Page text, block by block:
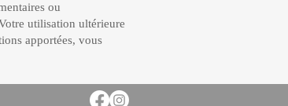
ou
utilisation ultérieure
apportées, vous